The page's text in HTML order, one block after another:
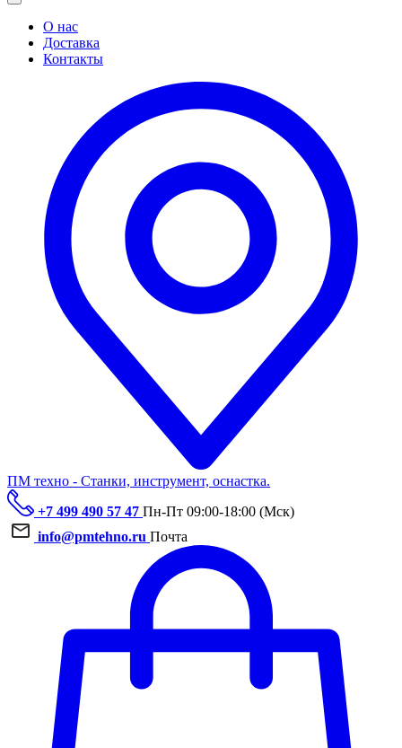
О нас
Доставка
Контакты
ПМ техно - Станки, инструмент, оснастка.
+7 499 490 57 47 Пн-Пт 09:00-18:00 (Мск)
info@pmtehno.ru Почта